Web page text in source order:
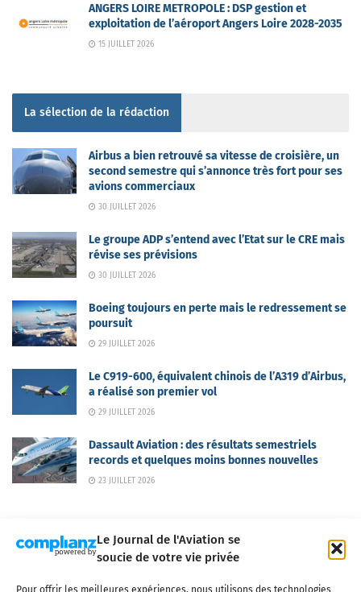
Le Journal de l'Aviation se
soucie de votre vie privée
Pour offrir les meilleures expériences, nous utilisons des technologies
ANGERS LOIRE METROPOLE : DSP gestion et
exploitation de l’aéroport Angers Loire 2028-2035
15 JUILLET 2026
La sélection de la rédaction
Airbus a bien retrouvé sa vitesse de croisière, un
second semestre qui s’annonce très fort pour ses
avions commerciaux
30 JUILLET 2026
Le groupe ADP s’entend avec l’Etat sur le CRE mais
révise ses prévisions
30 JUILLET 2026
Boeing toujours en perte mais le redressement se
poursuit
29 JUILLET 2026
Le C919-600, équivalent chinois de l’A319 d’Airbus,
a réalisé son premier vol
29 JUILLET 2026
Dassault Aviation : des résultats semestriels
records et quelques moins bonnes nouvelles
23 JUILLET 2026